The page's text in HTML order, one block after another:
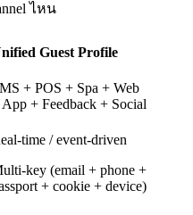
ไหน
Guest Profile
+ POS + Spa + Web
+ Feedback + Social
time / event-driven
key (email + phone +
+ cookie + device)